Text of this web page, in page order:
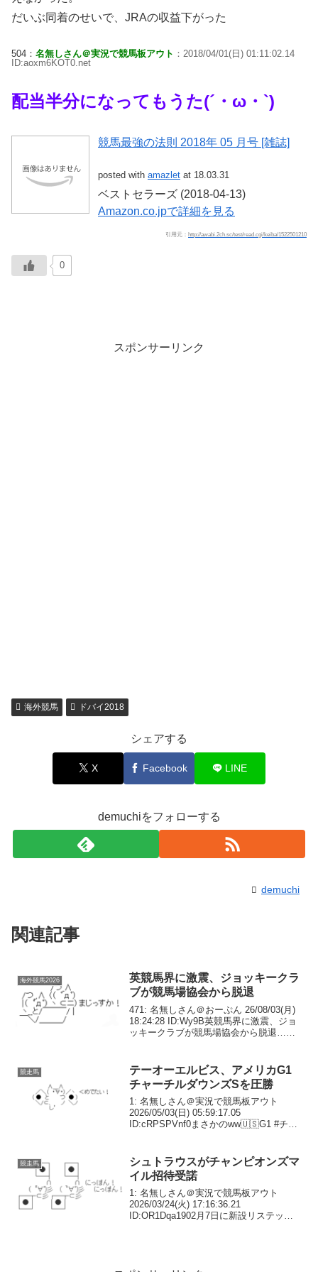
だいぶ同着のせいで、JRAの収益下がった
504： 名無しさん＠実況で競馬板アウト ：2018/04/01(日) 01:11:02.14
ID:aoxm6KOT0.net
配当半分になってもうた(´・ω・`)
競馬最強の法則 2018年 05 月号 [雑誌]
posted with amazlet at 18.03.31
ベストセラーズ (2018-04-13)
Amazon.co.jpで詳細を見る
引用元： http://awabi.2ch.sc/test/read.cgi/keiba/1522501210
0
スポンサーリンク
海外競馬 ドバイ2018
シェアする
X Facebook LINE
demuchiをフォローする
demuchi
関連記事
海外競馬2026
英競馬界に激震、ジョッキークラ
ブが競馬場協会から脱退
471: 名無しさん＠おーぷん 26/08/03(月)
18:24:28 ID:Wy9B英競馬界に激震、ジョ
ッキークラブが競馬場協会から脱退…新
26/08/03(月)...
競走馬
テーオーエルビス、アメリカG1
チャーチルダウンズSを圧勝
1: 名無しさん＠実況で競馬板アウト
2026/05/03(日) 05:59:17.05
ID:cRPSPVnf0まさかのww🇺🇸G1 #チャ
道中5、6番手追走か...
競走馬
シュトラウスがチャンピオンズマ
イル招待受諾
1: 名無しさん＠実況で競馬板アウト
2026/03/24(火) 17:16:36.21
ID:OR1Dqa1902月7日に新設リステッド